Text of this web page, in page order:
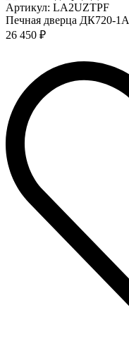
Артикул: LA2UZTPF
Печная дверца ДК720-1А
26 450 ₽